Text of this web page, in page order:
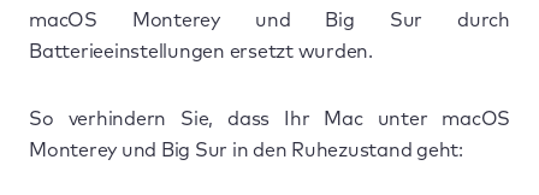
macOS Monterey und Big Sur durch
Batterieeinstellungen ersetzt wurden.
So verhindern Sie, dass Ihr Mac unter macOS
Monterey und Big Sur in den Ruhezustand geht: